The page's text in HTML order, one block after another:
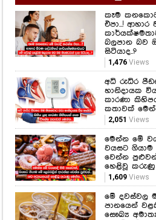
අධි රුධිර
හානිදායක
කාරණා
කතාවක්
2,051Views
මෙන්න මේ
වයසට
වෙන්න
හෙළිවූ කරුණු
1,609Views
මේ දවස්වල
පානයෙන්
සෞඛ්‍ය
ඇඟවීමක්..
1,893Views
ඖෂධීය ගුණ
රුධිරයේ
විසඳුමක් කියා
2,738Views